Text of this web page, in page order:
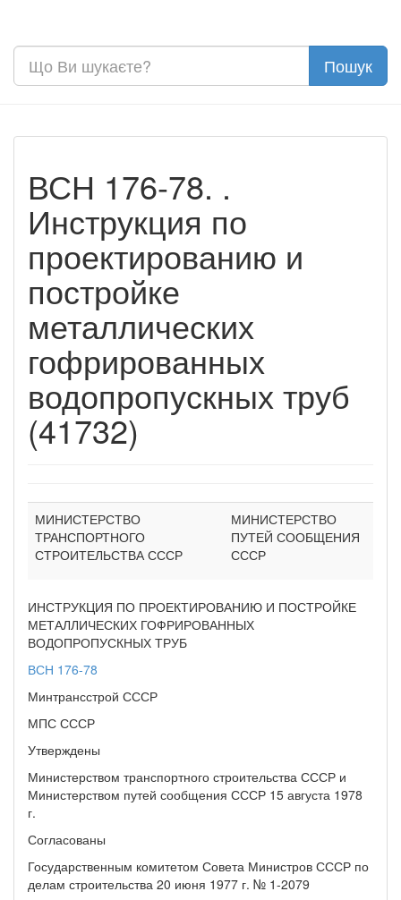
ВСН 176-78. .
Инструкция по
проектированию и
постройке
металлических
гофрированных
водопропускных труб
(41732)
МИНИСТЕРСТВО
ТРАНСПОРТНОГО
СТРОИТЕЛЬСТВА СССР
МИНИСТЕРСТВО
ПУТЕЙ СООБЩЕНИЯ
СССР
ИНСТРУКЦИЯ ПО ПРОЕКТИРОВАНИЮ И ПОСТРОЙКЕ
МЕТАЛЛИЧЕСКИХ ГОФРИРОВАННЫХ
ВОДОПРОПУСКНЫХ ТРУБ
ВСН 176-78
Минтрансстрой СССР
МПС СССР
Утверждены
Министерством транспортного строительства СССР и
Министерством путей сообщения СССР 15 августа 1978
г.
Согласованы
Государственным комитетом Совета Министров СССР по
делам строительства 20 июня 1977 г. № 1-2079